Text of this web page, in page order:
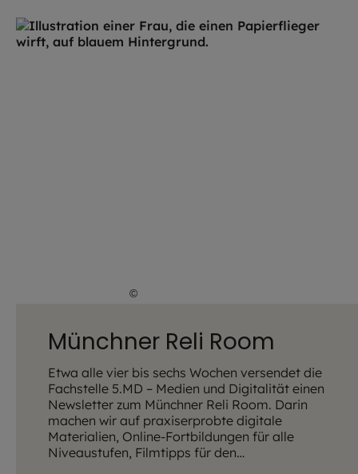
©
Münchner Reli Room
Etwa alle vier bis sechs Wochen versendet die
Fachstelle 5.MD – Medien und Digitalität einen
Newsletter zum Münchner Reli Room. Darin
machen wir auf praxiserprobte digitale
Materialien, Online-Fortbildungen für alle
Niveaustufen, Filmtipps für den